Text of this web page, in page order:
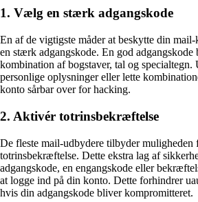
1. Vælg en stærk adgangskode
En af de vigtigste måder at beskytte din
en stærk adgangskode. En god adgangskode
kombination af bogstaver, tal og specialtegn.
personlige oplysninger eller lette
konto sårbar over for hacking.
2. Aktivér totrinsbekræftelse
De fleste mail-udbydere tilbyder muligheden
totrinsbekræftelse. Dette ekstra lag af
adgangskode, en engangskode eller
at logge ind på din konto. Dette forhindrer
hvis din adgangskode bliver kompromitteret.